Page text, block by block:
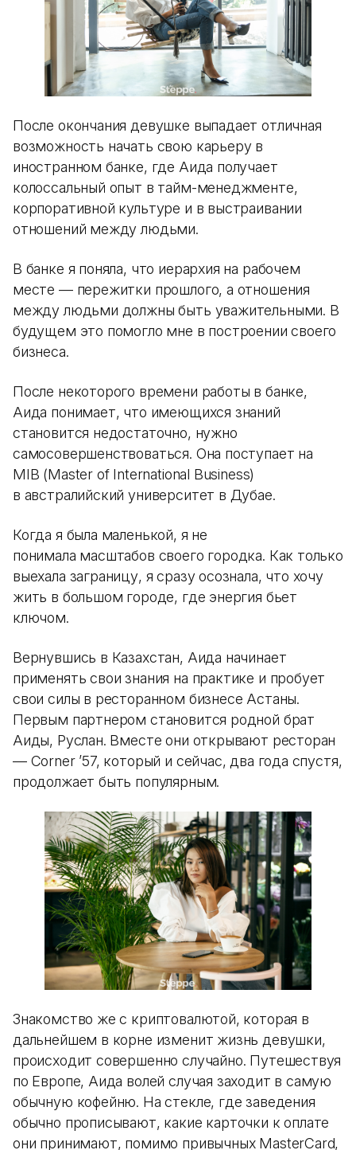
После окончания девушке выпадает отличная
возможность начать свою карьеру в
иностранном банке, где Аида получает
колоссальный опыт в тайм-менеджменте,
корпоративной культуре и в выстраивании
отношений между людьми.
В банке я поняла, что иерархия на рабочем
месте — пережитки прошлого, а отношения
между людьми должны быть уважительными. В
будущем это помогло мне в построении своего
бизнеса.
После некоторого времени работы в банке,
Аида понимает, что имеющихся знаний
становится недостаточно, нужно
самосовершенствоваться. Она поступает на
MIB (Master of International Business)
в австралийский университет в Дубае.
Когда я была маленькой, я не
понимала масштабов своего городка. Как только
выехала заграницу, я сразу осознала, что хочу
жить в большом городе, где энергия бьет
ключом.
Вернувшись в Казахстан, Аида начинает
применять свои знания на практике и пробует
свои силы в ресторанном бизнесе Астаны.
Первым партнером становится родной брат
Аиды, Руслан. Вместе они открывают ресторан
— Corner ’57, который и сейчас, два года спустя,
продолжает быть популярным.
Знакомство же с криптовалютой, которая в
дальнейшем в корне изменит жизнь девушки,
происходит совершенно случайно. Путешествуя
по Европе, Аида волей случая заходит в самую
обычную кофейню. На стекле, где заведения
обычно прописывают, какие карточки к оплате
они принимают, помимо привычных MasterCard,